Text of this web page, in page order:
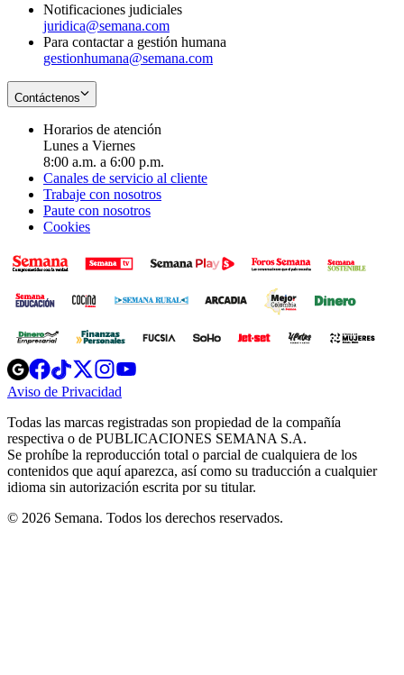
Notificaciones judiciales
juridica@semana.com
Para contactar a gestión humana
gestionhumana@semana.com
Contáctenos
Horarios de atención
Lunes a Viernes
8:00 a.m. a 6:00 p.m.
Canales de servicio al cliente
Trabaje con nosotros
Paute con nosotros
Cookies
Opens
in
new
Opens
in
new
Opens
in
new
window
Opens
new
windowwindow
Aviso de Privacidad
new
window
Todas las marcas registradas son propiedad de la compañía
respectiva o de PUBLICACIONES SEMANA S.A.
Se prohíbe la reproducción total o parcial de cualquiera de los
contenidos que aquí aparezca, así como su traducción a cualquier
idioma sin autorización escrita por su titular.
© 2026 Semana. Todos los derechos reservados.